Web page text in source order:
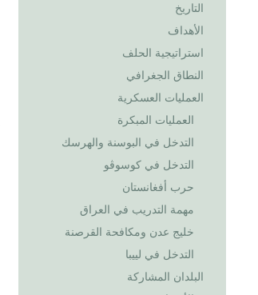
التاريخ
الأهداف
استراتيجية الحلف
النطاق الجغرافي
العمليات العسكرية
العمليات المبكرة
التدخل في البوسنة والهرسك
التدخل في كوسوڤو
حرب أفغانستان
مهمة التدريب في العراق
خليج عدن ومكافحة القرصنة
التدخل في لييبا
البلدان المشاركة